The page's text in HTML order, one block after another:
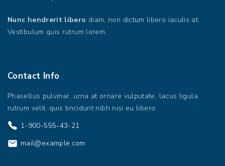
Nunc hendrerit libero diam, non dictum libero iaculis at.
Vestibulum quis rutrum lorem.
Contact Info
Phasellus pulvinar, urna at ornare vulputate, lacus ligula
rutrum velit, quis tincidunt nibh nisi eu libero.
1-900-555-43-21
mail@example.com